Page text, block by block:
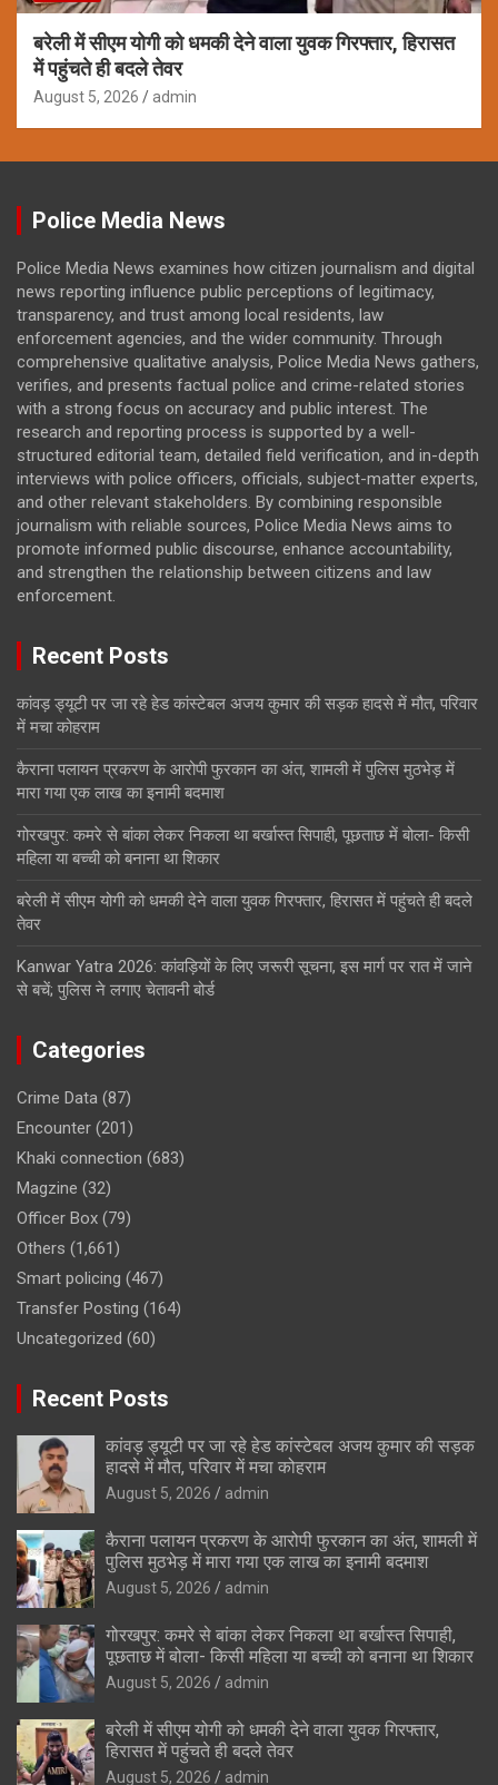
बरेली में सीएम योगी को धमकी देने वाला युवक गिरफ्तार, हिरासत
में पहुंचते ही बदले तेवर
August 5, 2026 admin
Police Media News
Police Media News examines how citizen journalism and digital
news reporting influence public perceptions of legitimacy,
transparency, and trust among local residents, law
enforcement agencies, and the wider community. Through
comprehensive qualitative analysis, Police Media News gathers,
verifies, and presents factual police and crime-related stories
with a strong focus on accuracy and public interest. The
research and reporting process is supported by a well-
structured editorial team, detailed field verification, and in-depth
interviews with police officers, officials, subject-matter experts,
and other relevant stakeholders. By combining responsible
journalism with reliable sources, Police Media News aims to
promote informed public discourse, enhance accountability,
and strengthen the relationship between citizens and law
enforcement.
Recent Posts
कांवड़ ड्यूटी पर जा रहे हेड कांस्टेबल अजय कुमार की सड़क हादसे में मौत, परिवार
में मचा कोहराम
कैराना पलायन प्रकरण के आरोपी फुरकान का अंत, शामली में पुलिस मुठभेड़ में
मारा गया एक लाख का इनामी बदमाश
गोरखपुर: कमरे से बांका लेकर निकला था बर्खास्त सिपाही, पूछताछ में बोला- किसी
महिला या बच्ची को बनाना था शिकार
बरेली में सीएम योगी को धमकी देने वाला युवक गिरफ्तार, हिरासत में पहुंचते ही बदले
तेवर
Kanwar Yatra 2026: कांवड़ियों के लिए जरूरी सूचना, इस मार्ग पर रात में जाने
से बचें; पुलिस ने लगाए चेतावनी बोर्ड
Categories
Crime Data (87)
Encounter (201)
Khaki connection (683)
Magzine (32)
Officer Box (79)
Others (1,661)
Smart policing (467)
Transfer Posting (164)
Uncategorized (60)
Recent Posts
कांवड़ ड्यूटी पर जा रहे हेड कांस्टेबल अजय कुमार की सड़क
हादसे में मौत, परिवार में मचा कोहराम
August 5, 2026 admin
कैराना पलायन प्रकरण के आरोपी फुरकान का अंत, शामली में
पुलिस मुठभेड़ में मारा गया एक लाख का इनामी बदमाश
August 5, 2026 admin
गोरखपुर: कमरे से बांका लेकर निकला था बर्खास्त सिपाही,
पूछताछ में बोला- किसी महिला या बच्ची को बनाना था शिकार
August 5, 2026 admin
बरेली में सीएम योगी को धमकी देने वाला युवक गिरफ्तार,
हिरासत में पहुंचते ही बदले तेवर
August 5, 2026 admin